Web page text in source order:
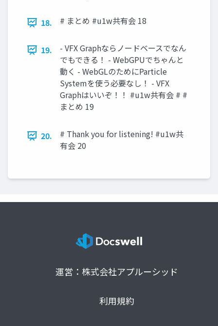
18. # まとめ #u1w共有会 18
19.
- VFX Graphならノードベースでなん
でもできる！ - WebGPUでちゃんと
動く - WebGLのためにParticle
Systemを使う必要なし！ - VFX
Graphはいいぞ！！ #u1w共有会 # #
まとめ 19
20.
# Thank you for listening! #u1w共
有会 20
運営：株式会社アプルーシッド
利用規約